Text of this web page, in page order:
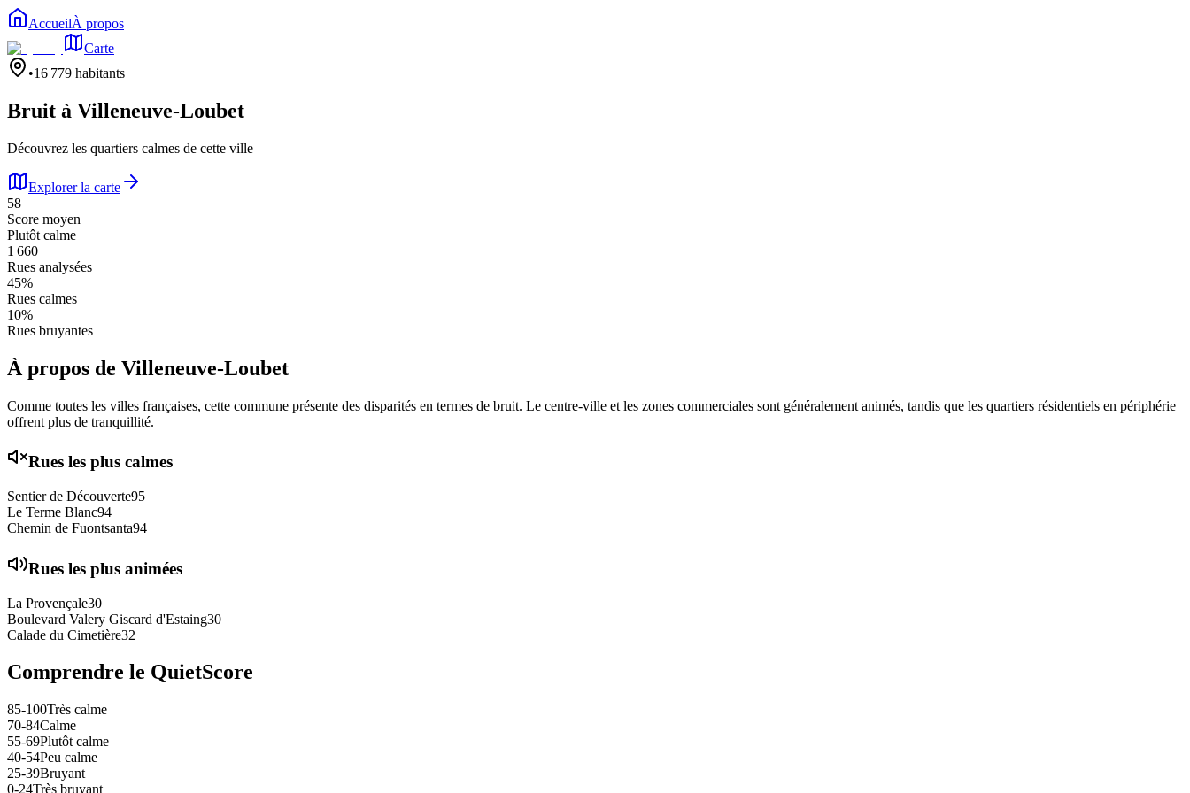
AccueilÀ propos
Carte
•16 779 habitants
Bruit à Villeneuve-Loubet
Découvrez les quartiers calmes de cette ville
Explorer la carte
58
Score moyen
Plutôt calme
1 660
Rues analysées
45%
Rues calmes
10%
Rues bruyantes
À propos de Villeneuve-Loubet
Comme toutes les villes françaises, cette commune présente des disparités en termes de bruit. Le centre-ville et les zones commerciales sont généralement animés, tandis que les quartiers résidentiels en périphérie
offrent plus de tranquillité.
Rues les plus calmes
Sentier de Découverte95
Le Terme Blanc94
Chemin de Fuontsanta94
Rues les plus animées
La Provençale30
Boulevard Valery Giscard d'Estaing30
Calade du Cimetière32
Comprendre le QuietScore
85-100Très calme
70-84Calme
55-69Plutôt calme
40-54Peu calme
25-39Bruyant
0-24Très bruyant